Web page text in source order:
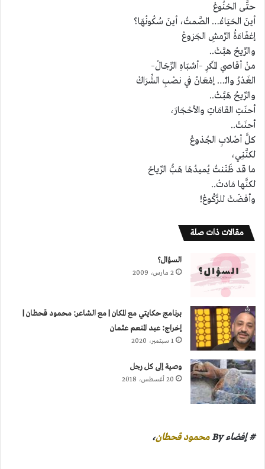
حتَّى الخنُوعْ
أينَ الحَيَاءُ… الصَّمتُ، أينَ سُكُونُهَا؟
إغفَاءَةُ الرِّمشِ الجَزوعْ
والرِّيحُ هبَّتْ..
منْ أقاصي المَكرِ –أشبَاهِ الرِّجَالْ–
الغَدْرُ والـْ… إمْعَانُ في نصْبِ الشِّرَاكْ
والرِّيحُ هَبَّتْ..
أحنَتِ القامَاتِ والأحْجَارَ،
أحنَتْ..
كلَّ أصْلابِ الجُذوعْ
لكنَّنِي،
ما قد ظَنَنتُ يُميدُهَا هَبُّ الرِّياحْ
لكنَّها مَادتْ..
وأفضَتْ للرُّكُوعْ!
مقالات ذات صلة
السؤال؟
2 مارس، 2009
برنامج حكايتي مع المكان | مع الشاعر: محمود قحطان |
إخراج: عبد المنعم عثمان
1 سبتمبر، 2020
وصية إلى كل رجل
20 أغسطس، 2018
# إفضاء By محمود قحطان،